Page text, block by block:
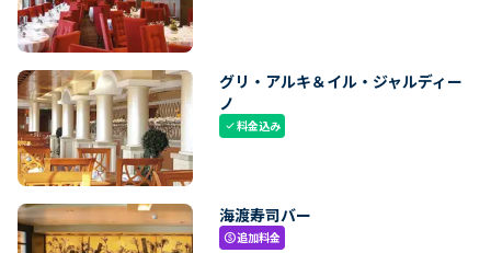
グリ・アルキ＆イル・ジャルディー
ノ
check料金込み
海渡寿司バー
paid追加料金